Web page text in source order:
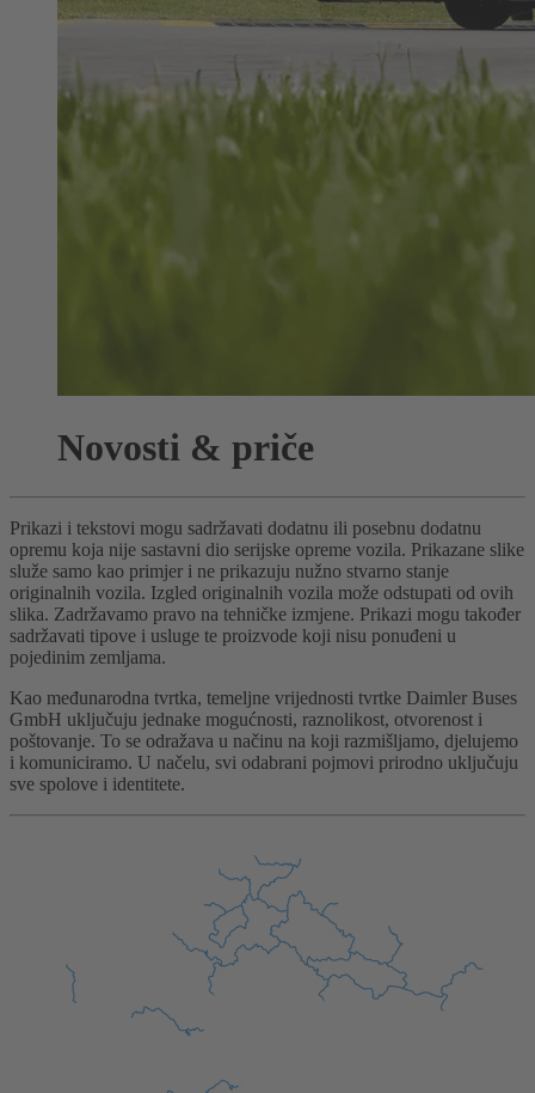
Novosti & priče
Prikazi i tekstovi mogu sadržavati dodatnu ili posebnu dodatnu
opremu koja nije sastavni dio serijske opreme vozila. Prikazane slike
služe samo kao primjer i ne prikazuju nužno stvarno stanje
originalnih vozila. Izgled originalnih vozila može odstupati od ovih
slika. Zadržavamo pravo na tehničke izmjene. Prikazi mogu također
sadržavati tipove i usluge te proizvode koji nisu ponuđeni u
pojedinim zemljama.
Kao međunarodna tvrtka, temeljne vrijednosti tvrtke Daimler Buses
GmbH uključuju jednake mogućnosti, raznolikost, otvorenost i
poštovanje. To se odražava u načinu na koji razmišljamo, djelujemo
i komuniciramo. U načelu, svi odabrani pojmovi prirodno uključuju
sve spolove i identitete.